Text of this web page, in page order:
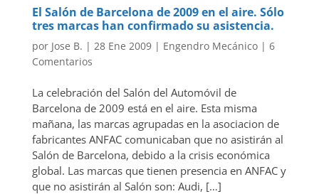
El Salón de Barcelona de 2009 en el aire. Sólo
tres marcas han confirmado su asistencia.
por Jose B. | 28 Ene 2009| Engendro Mecánico| 6
Comentarios
La celebración del Salón del Automóvil de
Barcelona de 2009 está en el aire. Esta misma
mañana, las marcas agrupadas en la asociacion de
fabricantes ANFAC comunicaban que no asistirán al
Salón de Barcelona, debido a la crisis económica
global. Las marcas que tienen presencia en ANFAC y
que no asistirán al Salón son: Audi, […]